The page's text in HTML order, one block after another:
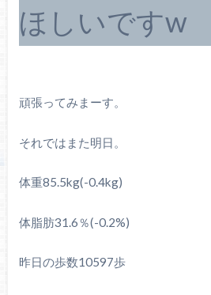
ほしいですw
頑張ってみまーす。
それではまた明日。
体重85.5kg(-0.4kg)
体脂肪31.6％(-0.2%)
昨日の歩数10597歩